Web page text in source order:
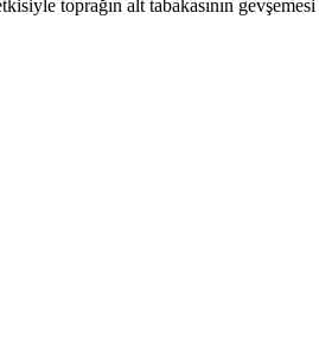
toprağın alt tabakasının